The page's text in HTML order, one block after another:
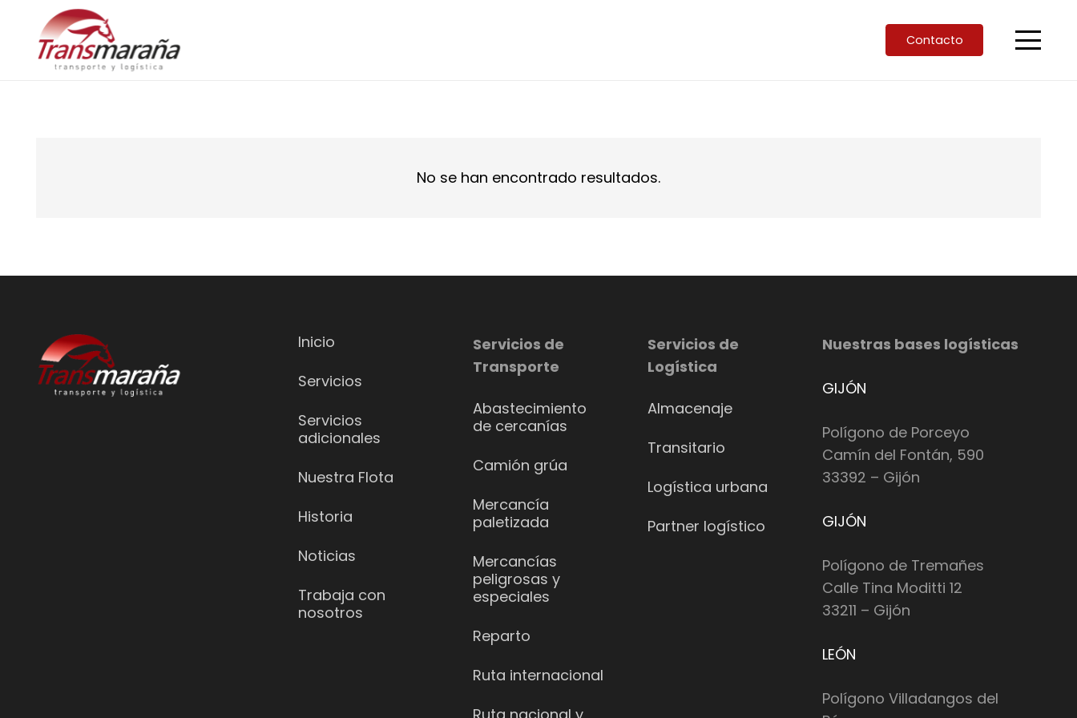
Contacto
No se han encontrado resultados.
Inicio
Servicios
Servicios
adicionales
Nuestra Flota
Historia
Noticias
Trabaja con
nosotros
Servicios de
Transporte
Abastecimiento
de cercanías
Camión grúa
Mercancía
paletizada
Mercancías
peligrosas y
especiales
Reparto
Ruta internacional
Servicios de
Logística
Almacenaje
Transitario
Logística urbana
Partner logístico
Nuestras bases logísticas
GIJÓN
Polígono de Porceyo
Camín del Fontán, 590
33392 – Gijón
GIJÓN
Polígono de Tremañes
Calle Tina Moditti 12
33211 – Gijón
LEÓN
Polígono Villadangos del